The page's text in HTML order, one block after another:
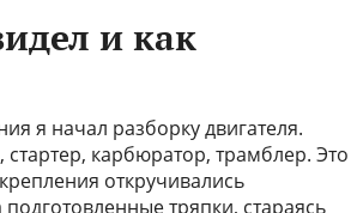
и как
я начал разборку двигателя.
карбюратор, трамблер. Это
откручивались
тряпки, стараясь